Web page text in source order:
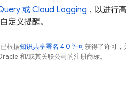
或 Cloud Logging ，以进行
定义提醒。
根据知识共享署名 4.0 许可获得了许可，
和/或其关联公司的注册商标。